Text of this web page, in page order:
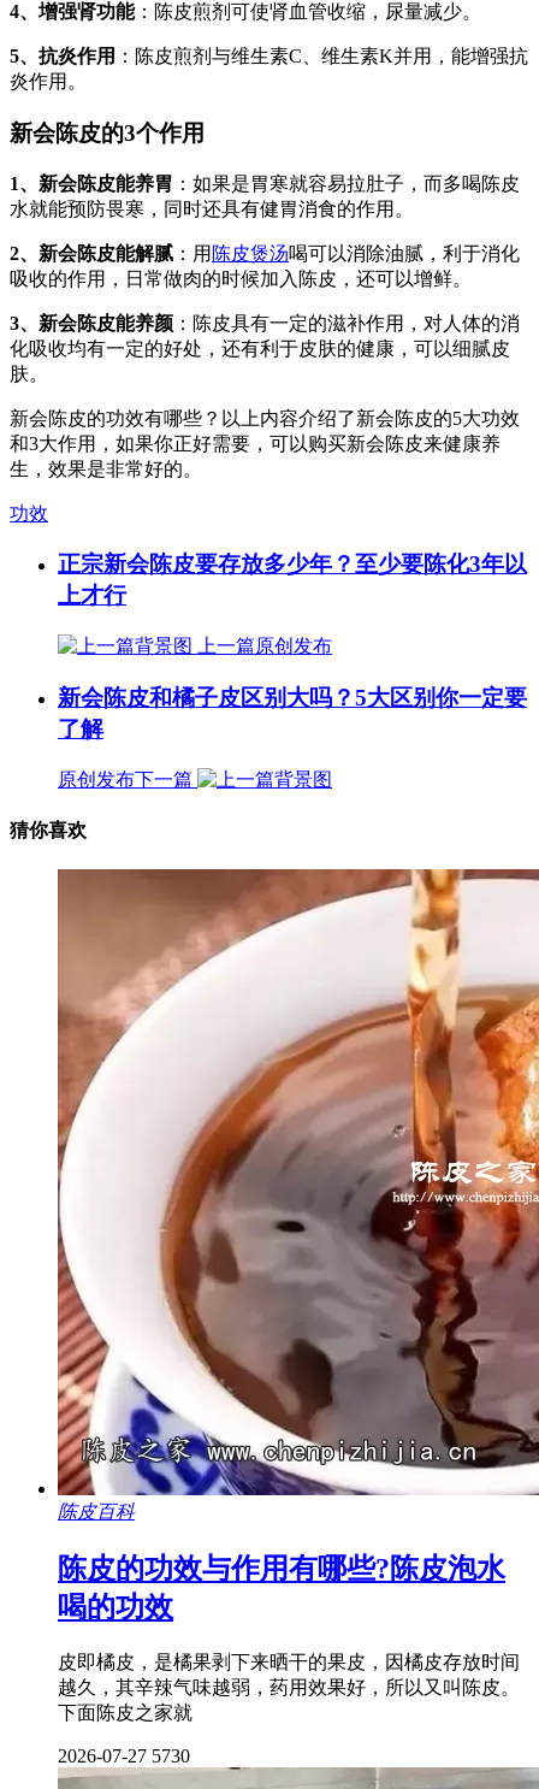
4、增强肾功能：陈皮煎剂可使肾血管收缩，尿量减少。
5、抗炎作用 ：陈皮煎剂与维生素C、维生素K并用，能增强抗
炎作用。
新会陈皮的3个作用
1、新会陈皮能养胃 ：如果是胃寒就容易拉肚子，而多喝陈皮
水就能预防畏寒，同时还具有健胃消食的作用。
2、新会陈皮能解腻 ：用 陈皮煲汤喝可以消除油腻，利于消化
吸收的作用，日常做肉的时候加入陈皮，还可以增鲜。
3、新会陈皮能养颜 ：陈皮具有一定的滋补作用，对人体的消
化吸收均有一定的好处，还有利于皮肤的健康，可以细腻皮
肤。
新会陈皮的功效有哪些？以上内容介绍了新会陈皮的5大功效
和3大作用，如果你正好需要，可以购买新会陈皮来健康养
生，效果是非常好的。
功效
正宗新会陈皮要存放多少年？至少要陈化3年以
上才行
上一篇原创发布
新会陈皮和橘子皮区别大吗？5大区别你一定要
了解
原创发布下一篇
猜你喜欢
陈皮百科
陈皮的功效与作用有哪些?陈皮泡水
喝的功效
皮即橘皮，是橘果剥下来晒干的果皮，因橘皮存放时间
越久，其辛辣气味越弱，药用效果好，所以又叫陈皮。
下面陈皮之家就
2026-07-27 5730